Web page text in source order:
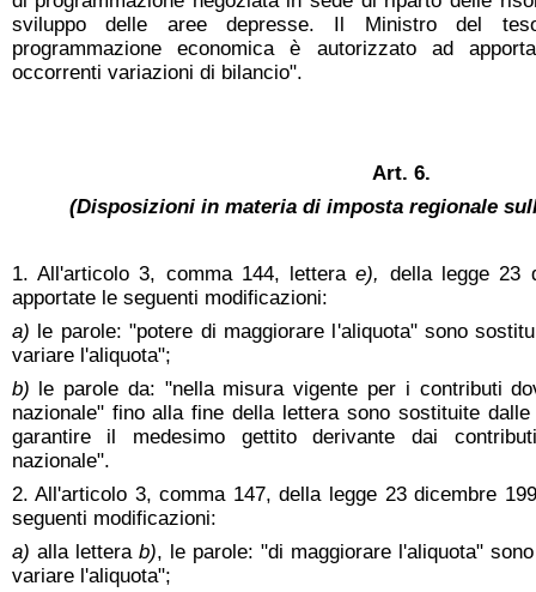
sviluppo delle aree depresse. Il Ministro del
programmazione economica è autorizzato ad
occorrenti variazioni di bilancio".
Art. 6.
(Disposizioni in materia di imposta regionale
1. All'articolo 3, comma 144, letterae), della legge 23
apportate le seguenti modificazioni:
a) le parole: "potere di maggiorare l'aliquota" sono
variare l'aliquota";
b) le parole da: "nella misura vigente per i contributi
nazionale" fino alla fine della lettera sono sostituite
garantire il medesimo gettito derivante dai
nazionale".
2. All'articolo 3, comma 147, della legge 23 dicembre
seguenti modificazioni:
a) alla lettera b), le parole: "di maggiorare l'aliquota"
variare l'aliquota";